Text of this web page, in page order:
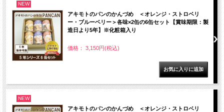
NEW
アキモトのパンのかんづめ ＜オレンジ・ストロベリ
ー・ブルーベリー＞各味×2缶の6缶セット【賞味期限：製
造日より5年】※化粧箱入り
価格： 3,150円(税込)
NEW
アキモトのパンのかんづめ ＜オレンジ・ストロベリ